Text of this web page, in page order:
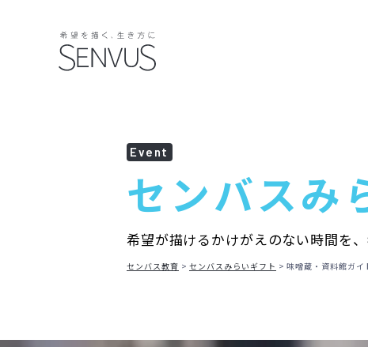
Event
センバスみ
希望が描けるかけがえのない時間を
センバス教育 センバスみらいギフト 味噌蔵・資料館ガ